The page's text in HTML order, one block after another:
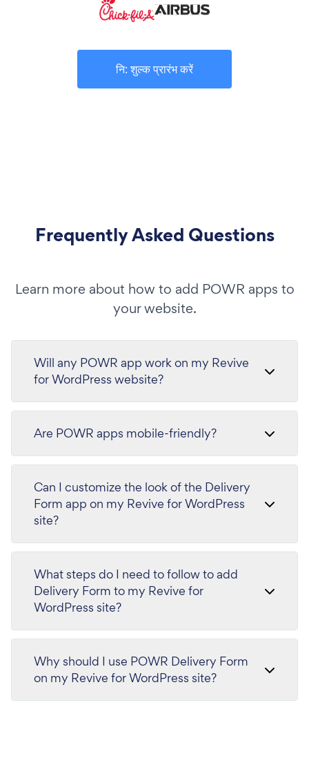
नि: शुल्क प्रारंभ करें
Frequently Asked Questions
Learn more about how to add POWR apps to
your website.
Will any POWR app work on my Revive
for WordPress website?
Are POWR apps mobile-friendly?
Can I customize the look of the Delivery
Form app on my Revive for WordPress
site?
What steps do I need to follow to add
Delivery Form to my Revive for
WordPress site?
Why should I use POWR Delivery Form
on my Revive for WordPress site?